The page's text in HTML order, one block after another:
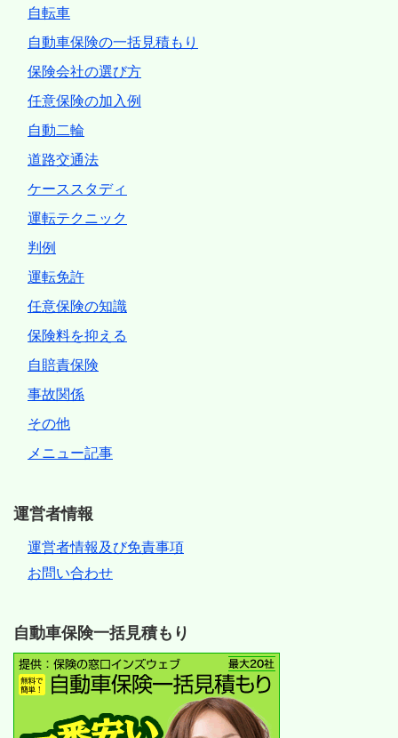
自転車
自動車保険の一括見積もり
保険会社の選び方
任意保険の加入例
自動二輪
道路交通法
ケーススタディ
運転テクニック
判例
運転免許
任意保険の知識
保険料を抑える
自賠責保険
事故関係
その他
メニュー記事
運営者情報
運営者情報及び免責事項
お問い合わせ
自動車保険一括見積もり